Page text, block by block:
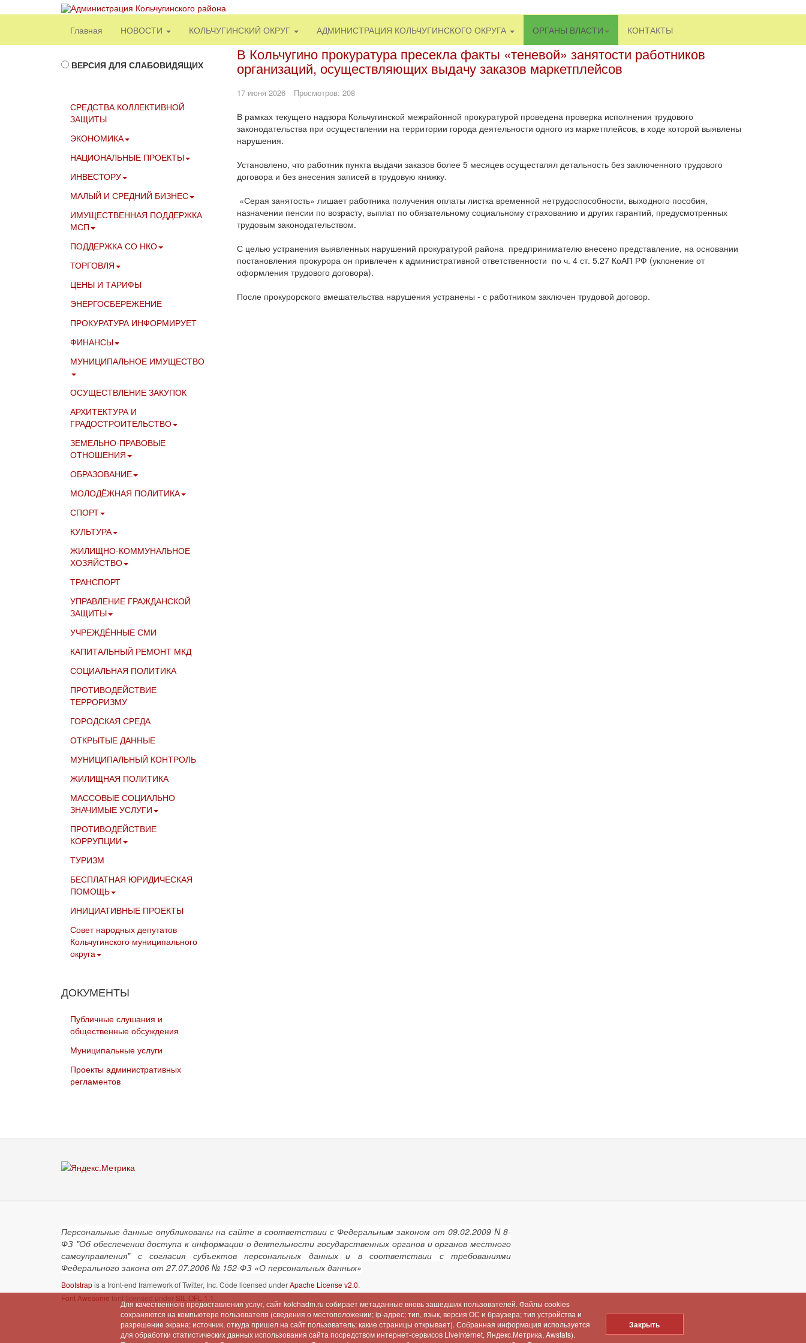
Главная НОВОСТИ КОЛЬЧУГИНСКИЙ ОКРУГ АДМИНИСТРАЦИЯ КОЛЬЧУГИНСКОГО ОКРУГА ОРГАНЫ ВЛАСТИ КОНТАКТЫ
В Кольчугино прокуратура пресекла факты «теневой» занятости работников
организаций, осуществляющих выдачу заказов маркетплейсов
17 июня 2026 Просмотров: 208
В рамках текущего надзора Кольчугинской межрайонной прокуратурой проведена проверка исполнения трудового
законодательства при осуществлении на территории города деятельности одного из маркетплейсов, в ходе которой выявлены
нарушения.
Установлено, что работник пункта выдачи заказов более 5 месяцев осуществлял детальность без заключенного трудового
договора и без внесения записей в трудовую книжку.
«Серая занятость» лишает работника получения оплаты листка временной нетрудоспособности, выходного пособия,
назначении пенсии по возрасту, выплат по обязательному социальному страхованию и других гарантий, предусмотренных
трудовым законодательством.
С целью устранения выявленных нарушений прокуратурой района предпринимателю внесено представление, на основании
постановления прокурора он привлечен к административной ответственности по ч. 4 ст. 5.27 КоАП РФ (уклонение от
оформления трудового договора).
После прокурорского вмешательства нарушения устранены - с работником заключен трудовой договор.
ВЕРСИЯ ДЛЯ СЛАБОВИДЯЩИХ
СРЕДСТВА КОЛЛЕКТИВНОЙ
ЗАЩИТЫ
ЭКОНОМИКА
НАЦИОНАЛЬНЫЕ ПРОЕКТЫ
ИНВЕСТОРУ
МАЛЫЙ И СРЕДНИЙ БИЗНЕС
ИМУЩЕСТВЕННАЯ ПОДДЕРЖКА
МСП
ПОДДЕРЖКА СО НКО
ТОРГОВЛЯ
ЦЕНЫ И ТАРИФЫ
ЭНЕРГОСБЕРЕЖЕНИЕ
ПРОКУРАТУРА ИНФОРМИРУЕТ
ФИНАНСЫ
МУНИЦИПАЛЬНОЕ ИМУЩЕСТВО
ОСУЩЕСТВЛЕНИЕ ЗАКУПОК
АРХИТЕКТУРА И
ГРАДОСТРОИТЕЛЬСТВО
ЗЕМЕЛЬНО-ПРАВОВЫЕ
ОТНОШЕНИЯ
ОБРАЗОВАНИЕ
МОЛОДЁЖНАЯ ПОЛИТИКА
СПОРТ
КУЛЬТУРА
ЖИЛИЩНО-КОММУНАЛЬНОЕ
ХОЗЯЙСТВО
ТРАНСПОРТ
УПРАВЛЕНИЕ ГРАЖДАНСКОЙ
ЗАЩИТЫ
УЧРЕЖДЁННЫЕ СМИ
КАПИТАЛЬНЫЙ РЕМОНТ МКД
СОЦИАЛЬНАЯ ПОЛИТИКА
ПРОТИВОДЕЙСТВИЕ
ТЕРРОРИЗМУ
ГОРОДСКАЯ СРЕДА
ОТКРЫТЫЕ ДАННЫЕ
МУНИЦИПАЛЬНЫЙ КОНТРОЛЬ
ЖИЛИЩНАЯ ПОЛИТИКА
МАССОВЫЕ СОЦИАЛЬНО
ЗНАЧИМЫЕ УСЛУГИ
ПРОТИВОДЕЙСТВИЕ
КОРРУПЦИИ
ТУРИЗМ
БЕСПЛАТНАЯ ЮРИДИЧЕСКАЯ
ПОМОЩЬ
ИНИЦИАТИВНЫЕ ПРОЕКТЫ
Совет народных депутатов
Кольчугинского муниципального
округа
ДОКУМЕНТЫ
Публичные слушания и
общественные обсуждения
Муниципальные услуги
Проекты административных
регламентов
Персональные данные опубликованы на сайте в соответствии с Федеральным законом от 09.02.2009 N 8-
ФЗ "Об обеспечении доступа к информации о деятельности государственных органов и органов местного
самоуправления" с согласия субъектов персональных данных и в соответствии с требованиями
Федерального закона от 27.07.2006 № 152-ФЗ «О персональных данных»
Bootstrapis a front-end framework of Twitter, Inc. Code licensed underApache License v2.0.
Font Awesome font licensed under SIL OFL 1.1
Для качественного предоставления услуг, сайт kolchadm.ru собирает метаданные вновь зашедших пользователей. Файлы cookies
сохраняются на компьютере пользователя (сведения о местоположении; ip-адрес; тип, язык, версия ОС и браузера; тип устройства и
разрешение экрана; источник, откуда пришел на сайт пользователь; какие страницы открывает). Собранная информация используется
для обработки статистических данных использования сайта посредством интернет-сервисов LiveInternet, Яндекс.Метрика, Awstats).
Закрыть